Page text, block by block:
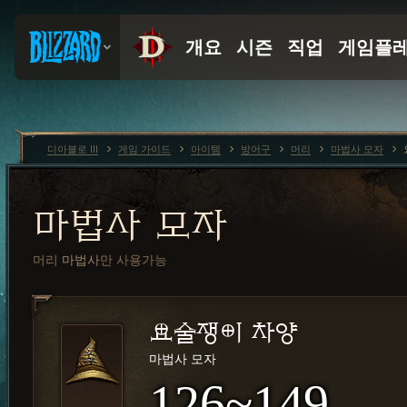
마법사 모자
머리 마법사만 사용가능
요술쟁이 차양
마법사 모자
디아블로 III 게임 가이드 아이템 방어구 머리 마법사 모자